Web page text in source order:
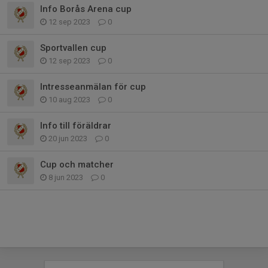
Info Borås Arena cup
12 sep 2023 0
Sportvallen cup
12 sep 2023 0
Intresseanmälan för cup
10 aug 2023 0
Info till föräldrar
20 jun 2023 0
Cup och matcher
8 jun 2023 0